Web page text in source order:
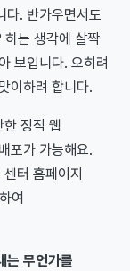
다. 반가우면서도
하는 생각에 살짝
보입니다. 오히려
이하려 합니다.
정적 웹
포가 가능해요.
터 홈페이지
여
는 무언가를